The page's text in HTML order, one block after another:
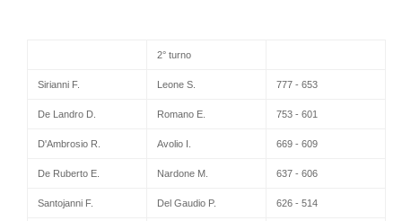
2° turno
Sirianni F. Leone S. 777 - 653
De Landro D. Romano E. 753 - 601
D'Ambrosio R. Avolio I. 669 - 609
De Ruberto E. Nardone M. 637 - 606
Santojanni F. Del Gaudio P. 626 - 514